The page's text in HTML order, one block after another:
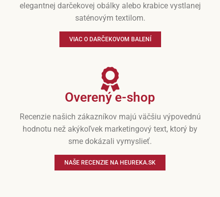
elegantnej darčekovej obálky alebo krabice vystlanej
saténovým textilom.
VIAC O DARČEKOVOM BALENÍ
Overený e-shop
Recenzie našich zákazníkov majú väčšiu výpovednú
hodnotu než akýkoľvek marketingový text, ktorý by
sme dokázali vymyslieť.
NAŠE RECENZIE NA HEUREKA.SK